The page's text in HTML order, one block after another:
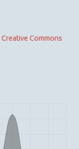
Creative Commons